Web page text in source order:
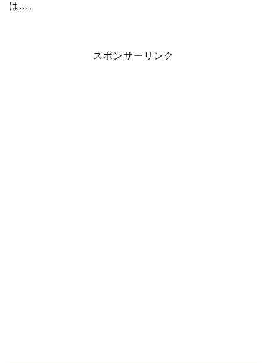
は…。
スポンサーリンク